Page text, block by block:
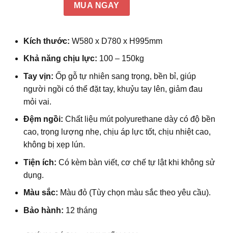
MUA NGAY
Kích thước: W580 x D780 x H995mm
Khả năng chịu lực: 100 – 150kg
Tay vịn: Ốp gỗ tự nhiên sang trọng, bền bỉ, giúp
người ngồi có thể đặt tay, khuỷu tay lên, giảm đau
mỏi vai.
Đệm ngồi: Chất liệu mút polyurethane dày có độ bền
cao, trọng lượng nhẹ, chịu áp lực tốt, chịu nhiệt cao,
không bị xẹp lún.
Tiện ích: Có kèm bàn viết, cơ chế tự lật khi không sử
dụng.
Màu sắc: Màu đỏ (Tùy chọn màu sắc theo yêu cầu).
Bảo hành: 12 tháng